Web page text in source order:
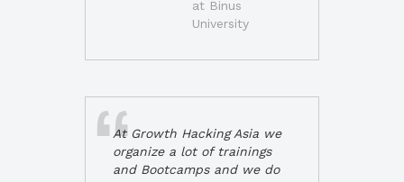
at Binus
University
At Growth Hacking Asia we
organize a lot of trainings
and Bootcamps and we do